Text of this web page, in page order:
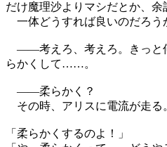
だけ魔理沙よりマシだとか、余
一体どうすれば良いのだろう
——考えろ、考えろ。きっと
らかくして……。
——柔らかく？
その時、アリスに電流が走る
「柔らかくするのよ！」